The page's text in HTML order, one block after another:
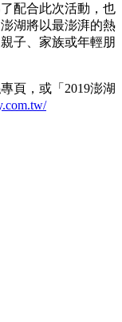
配合此次活動，也
湖將以最澎湃的熱
子、家族或年輕朋
頁，或「2019澎湖